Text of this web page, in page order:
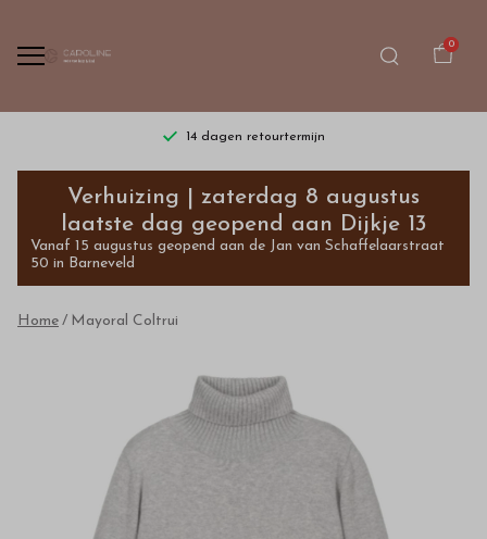
0
14 dagen retourtermijn
Mayoral
Coltrui
Bestel
kinderkleding
kwaliteit
Verhuizing | zaterdag 8 augustus
laatste dag geopend aan Dijkje 13
Vanaf 15 augustus geopend aan de Jan van Schaffelaarstraat
50 in Barneveld
Home Mayoral Coltrui